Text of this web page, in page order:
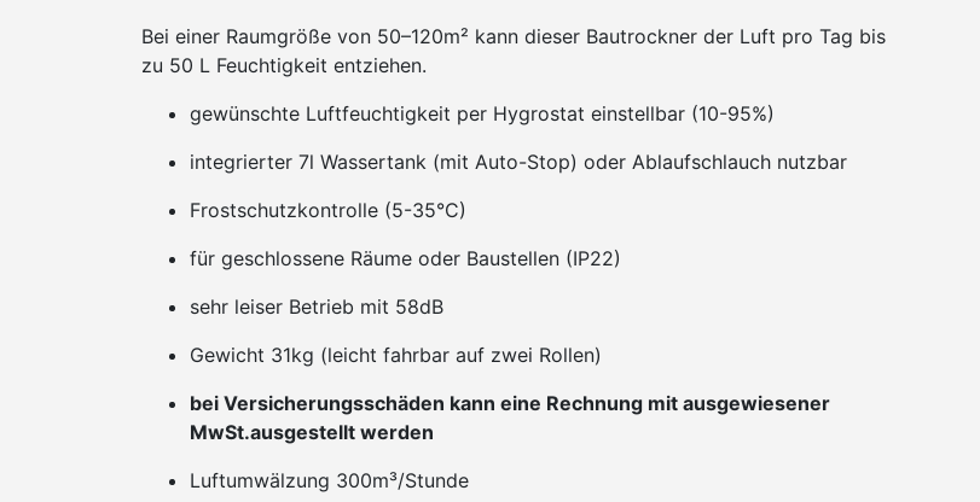
Bei einer Raumgröße von 50–120m² kann dieser Bautrockner der Luft pro Tag bis
zu 50 L Feuchtigkeit entziehen.
gewünschte Luftfeuchtigkeit per Hygrostat einstellbar (10-95%)
integrierter 7l Wassertank (mit Auto-Stop) oder Ablaufschlauch nutzbar
Frostschutzkontrolle (5-35°C)
für geschlossene Räume oder Baustellen (IP22)
sehr leiser Betrieb mit 58dB
Gewicht 31kg (leicht fahrbar auf zwei Rollen)
bei Versicherungsschäden kann eine Rechnung mit ausgewiesener
MwSt.ausgestellt werden
Luftumwälzung 300m³/Stunde